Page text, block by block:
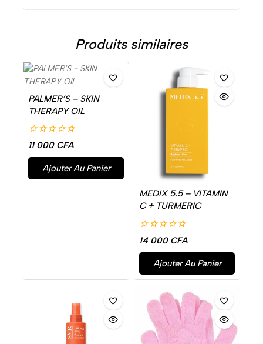
Produits similaires
PALMER’S – SKIN
THERAPY OIL
0
de
5
11 000 CFA
Ajouter Au Panier
MEDIX 5.5 – VITAMIN
C + TURMERIC
0
de
5
14 000 CFA
Ajouter Au Panier